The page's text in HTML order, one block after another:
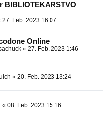
BIBLIOTEKARSTVO
27. Feb. 2023 16:07
Online
« 27. Feb. 2023 1:46
« 20. Feb. 2023 13:24
« 08. Feb. 2023 15:16